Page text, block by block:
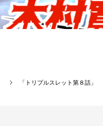
「トリプルスレット第８話」